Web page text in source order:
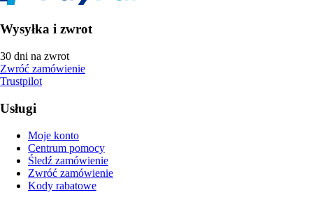
Wysyłka i zwrot
30 dni na zwrot
Zwróć zamówienie
Trustpilot
Usługi
Moje konto
Centrum pomocy
Śledź zamówienie
Zwróć zamówienie
Kody rabatowe